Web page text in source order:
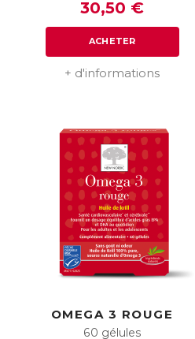
30,50 €
ACHETER
+ d'informations
OMEGA 3 ROUGE
60 gélules